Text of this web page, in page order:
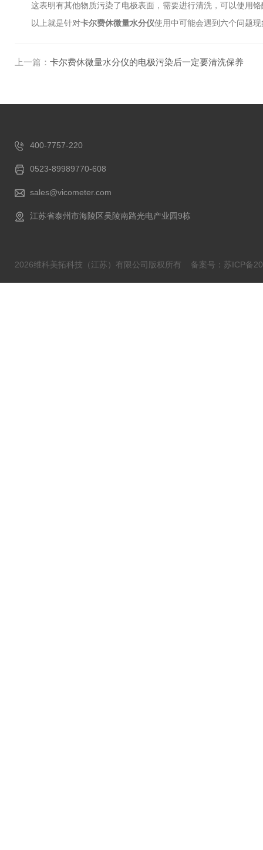
这表明有其他物质污染了电极表面，需要进行清洗，可以使用铬
以上就是针对卡尔费休微量水分仪使用中可能会遇到六个问题
上一篇： 卡尔费休微量水分仪的电极污染后一定要清洗保养
400-7757-220
0523-89989770-608
sales@vicometer.com
江苏省泰州市海陵区吴陵南路光电产业园9栋
2026维科美拓科技（江苏）有限公司版权所有 备案号：苏ICP备